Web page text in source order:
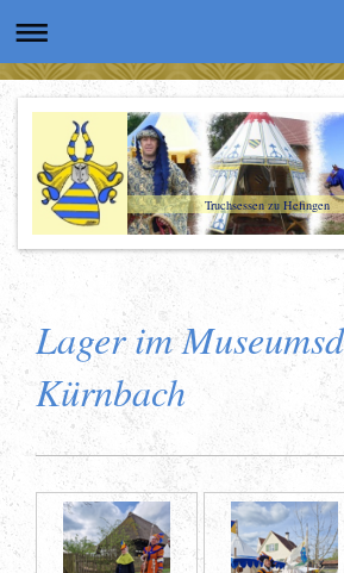
Truchsessen zu Hefingen
Lager im
Kürnbach